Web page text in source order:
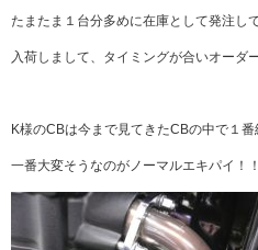
たまたま１台分多めに在庫として発注し
入荷しまして、タイミングが合いオーダ
K様のCBは今まで見てきたCBの中で１番
一番大変そうなのがノーマルエキパイ！！